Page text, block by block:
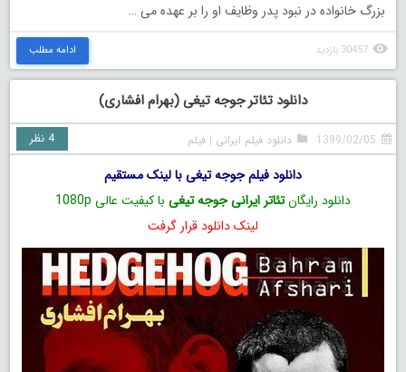
بزرگ خانواده در نبود پدر وظایف او را بر عهده می‌ …
30457 بازدید ادامه مطلب
دانلود تئاتر جوجه تیغی (بهرام افشاری)
1399/02/05 دانلود فیلم ایرانی |فیلم 4 نظر
دانلود فیلم جوجه تیغی با لینک مستقیم
دانلود رایگانتئاتر ایرانی جوجه تیغی با کیفیت عالی 1080p
لینک دانلود قرار گرفت